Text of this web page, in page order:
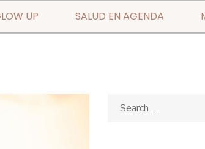
UP SALUD EN AGENDA